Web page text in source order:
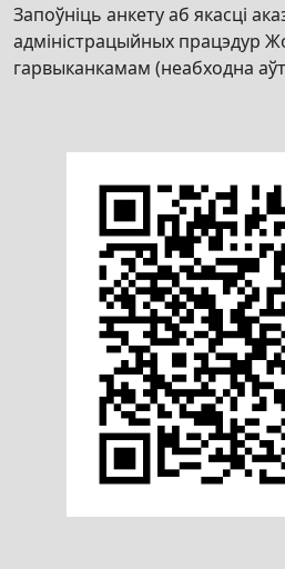
Запоўніць анкету аб якасці
адміністрацыйных працэдур
гарвыканкамам (неабходна